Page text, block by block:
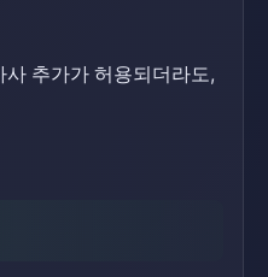
추가가 허용되더라도,